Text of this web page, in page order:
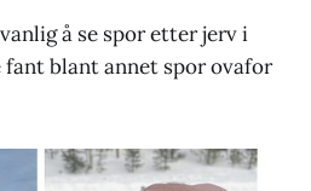
å se spor etter jerv i
fant blant annet spor ovafor